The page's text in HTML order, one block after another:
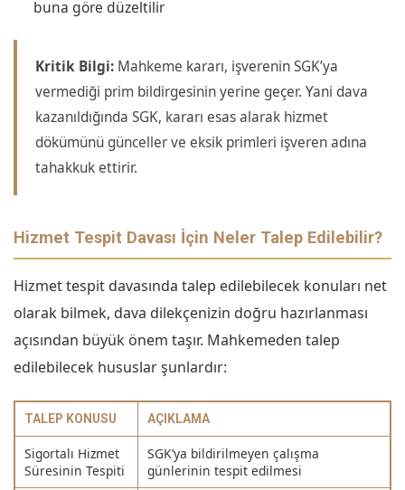
buna göre düzeltilir
Kritik Bilgi: Mahkeme kararı, işverenin SGK’ya
vermediği prim bildirgesinin yerine geçer. Yani dava
kazanıldığında SGK, kararı esas alarak hizmet
dökümünü günceller ve eksik primleri işveren adına
tahakkuk ettirir.
Hizmet Tespit Davası İçin Neler Talep Edilebilir?
Hizmet tespit davasında talep edilebilecek konuları net
olarak bilmek, dava dilekçenizin doğru hazırlanması
açısından büyük önem taşır. Mahkemeden talep
edilebilecek hususlar şunlardır:
TALEP KONUSU AÇIKLAMA
Sigortalı Hizmet
Süresinin Tespiti
SGK’ya bildirilmeyen çalışma
günlerinin tespit edilmesi